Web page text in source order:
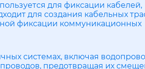
для фиксации кабелей,
для создания кабельных
фиксации коммуникационных
системах, включая
предотвращая их